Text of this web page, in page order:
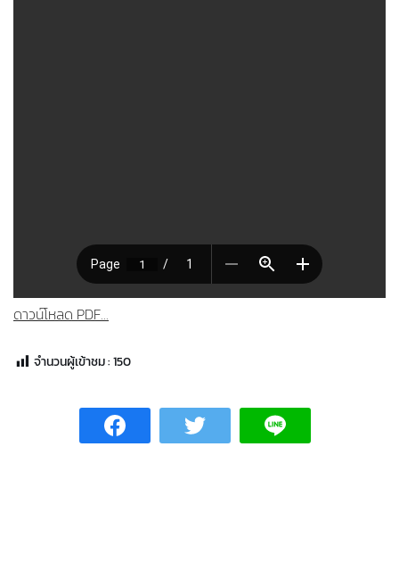
ดาวน์โหลด PDF...
จำนวนผู้เข้าชม :150